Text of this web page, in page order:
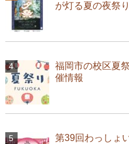
が灯る夏の夜祭り
福岡市の校区夏
催情報
第39回わっしょ